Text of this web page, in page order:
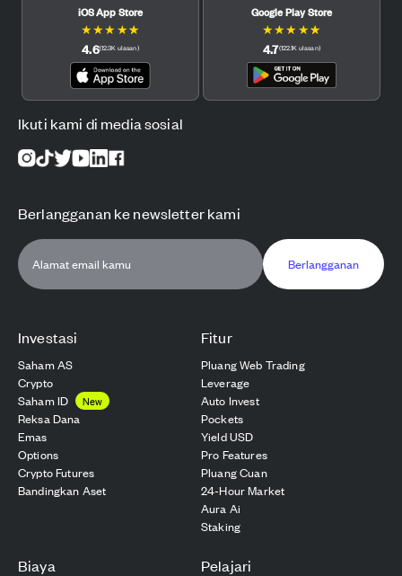
Investasi
Saham AS
Crypto
Saham ID
New
Reksa Dana
Emas
Options
Crypto Futures
Bandingkan Aset
Fitur
Pluang Web Trading
Leverage
Auto Invest
Pockets
Yield USD
Pro Features
Pluang Cuan
24-Hour Market
Aura Ai
Staking
Biaya Pelajari
iOS App Store
★★★ ★★
4.6(12.3K ulasan)
Google Play Store
★★★ ★★
4.7(122.1K ulasan)
Ikuti kami di media sosial
Berlangganan ke newsletter kami
Berlangganan